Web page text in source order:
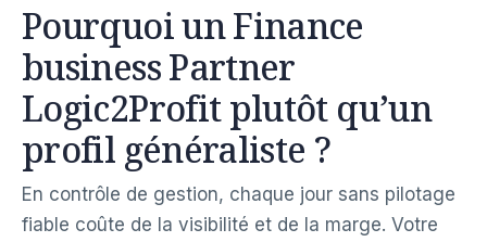
Pourquoi un Finance
business Partner
Logic2Profit plutôt qu’un
profil généraliste ?
En contrôle de gestion, chaque jour sans pilotage
fiable coûte de la visibilité et de la marge. Votre